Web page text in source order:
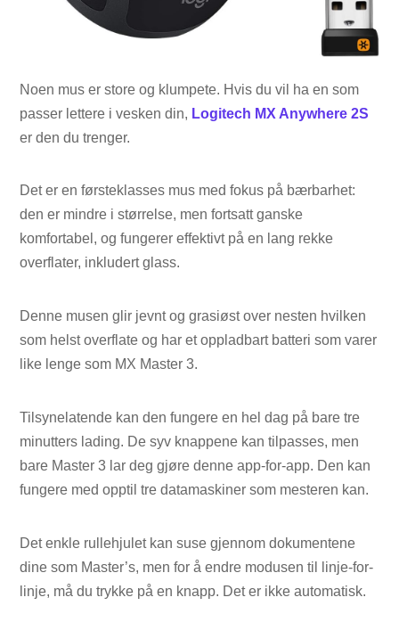
Noen mus er store og klumpete. Hvis du vil ha en som
passer lettere i vesken din, Logitech MX Anywhere 2S
er den du trenger.
Det er en førsteklasses mus med fokus på bærbarhet:
den er mindre i størrelse, men fortsatt ganske
komfortabel, og fungerer effektivt på en lang rekke
overflater, inkludert glass.
Denne musen glir jevnt og grasiøst over nesten hvilken
som helst overflate og har et oppladbart batteri som varer
like lenge som MX Master 3.
Tilsynelatende kan den fungere en hel dag på bare tre
minutters lading. De syv knappene kan tilpasses, men
bare Master 3 lar deg gjøre denne app-for-app. Den kan
fungere med opptil tre datamaskiner som mesteren kan.
Det enkle rullehjulet kan suse gjennom dokumentene
dine som Master’s, men for å endre modusen til linje-for-
linje, må du trykke på en knapp. Det er ikke automatisk.